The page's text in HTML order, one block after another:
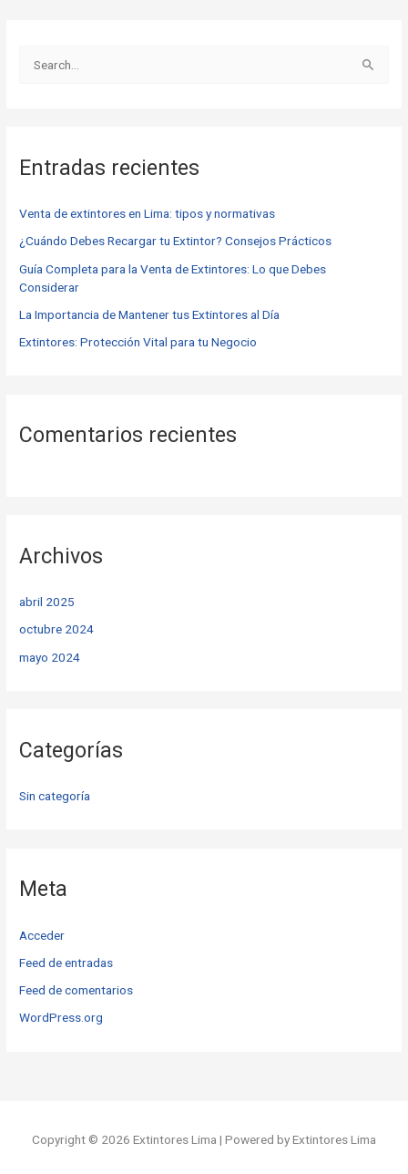
a
p
o
r
:
Entradas recientes
Venta de extintores en Lima: tipos y normativas
¿Cuándo Debes Recargar tu Extintor? Consejos Prácticos
Guía Completa para la Venta de Extintores: Lo que Debes
Considerar
La Importancia de Mantener tus Extintores al Día
Extintores: Protección Vital para tu Negocio
Comentarios recientes
Archivos
abril 2025
octubre 2024
mayo 2024
Categorías
Sin categoría
Meta
Acceder
Feed de entradas
Feed de comentarios
WordPress.org
Copyright © 2026 Extintores Lima | Powered by Extintores Lima